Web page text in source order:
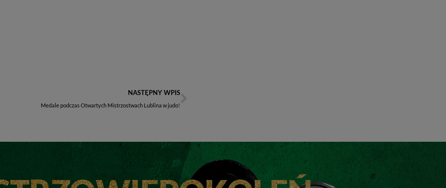
NASTĘPNY WPIS
Medale podczas Otwartych Mistrzostwach Lublina w judo!